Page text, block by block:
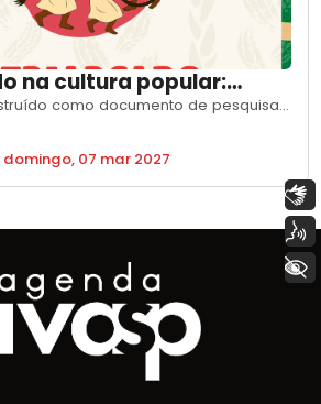
na cultura popular:
como documento de pesquisa
cultura popular do interior,
que guardam saberes, preservam
florescendo e fortalecendo o cenário
domingo, 07 mar 2027
Libras
Voz
+ Acessibilidade